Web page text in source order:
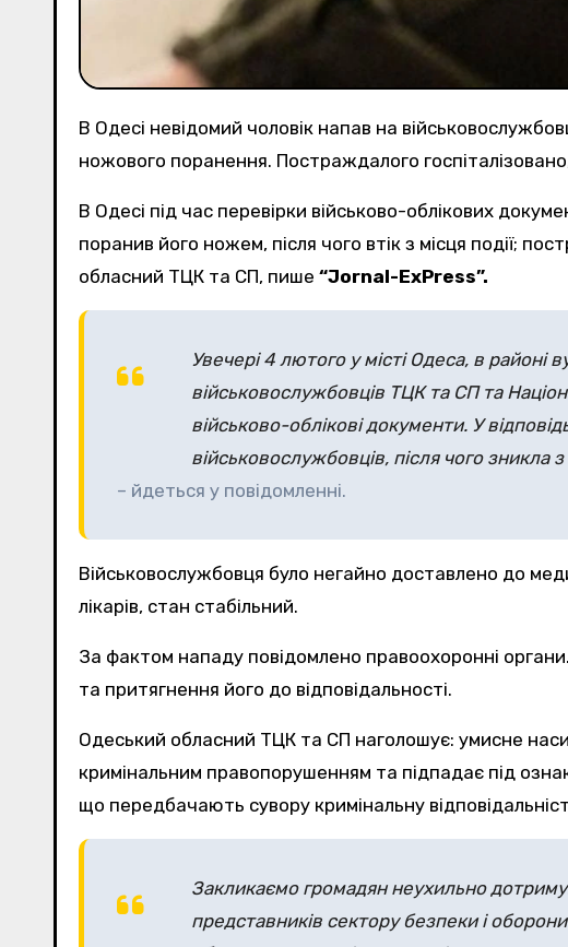
В Одесі невідомий чоловік напав на
ножового поранення. Постраждалого
В Одесі під час перевірки військово-облікових документів невідомий чоловік напав на військовослужбовця ТЦК — застосував сльозогінний газ і
поранив його ножем, після чого втік з місця події;
обласний ТЦК та СП, пише “Jornal-ExPress”.
Увечері 4 лютого у місті Одеса, в районі
військовослужбовців ТЦК та СП та
військово-облікові документи. У
військовослужбовців, після чого зникла з
– йдеться у повідомленні.
Військовослужбовця було негайно доставлено до
лікарів, стан стабільний.
За фактом нападу повідомлено правоохоронні
та притягнення його до відповідальності.
Одеський обласний ТЦК та СП наголошує: умисне
кримінальним правопорушенням та підпадає під
що передбачають сувору кримінальну
Закликаємо громадян неухильно
представників сектору безпеки і